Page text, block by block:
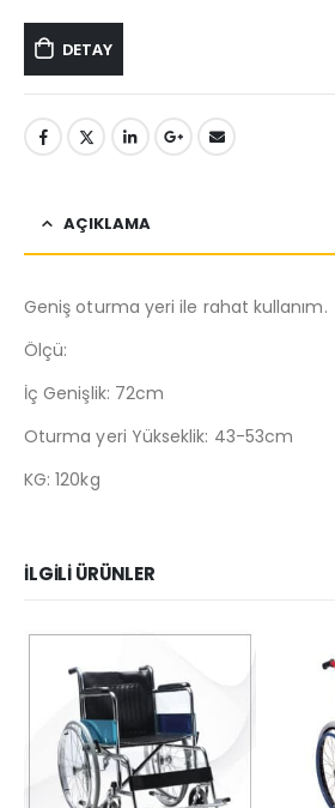
DETAY
AÇIKLAMA
Geniş oturma yeri ile rahat kullanım.
Ölçü:
İç Genişlik: 72cm
Oturma yeri Yükseklik: 43-53cm
KG: 120kg
İLGILI ÜRÜNLER